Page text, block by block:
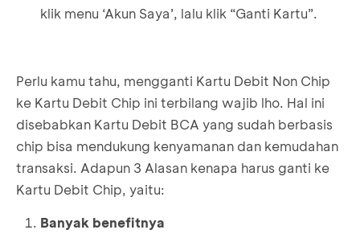
klik menu ‘Akun Saya’, lalu klik “Ganti Kartu”.
Perlu kamu tahu, mengganti Kartu Debit Non Chip
ke Kartu Debit Chip ini terbilang wajib lho. Hal ini
disebabkan Kartu Debit BCA yang sudah berbasis
chip bisa mendukung kenyamanan dan kemudahan
transaksi. Adapun 3 Alasan kenapa harus ganti ke
Kartu Debit Chip, yaitu:
Banyak benefitnya